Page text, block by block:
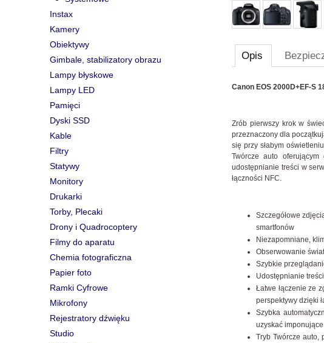
Instax
Kamery
Obiektywy
Gimbale, stabilizatory obrazu
Lampy błyskowe
Lampy LED
Pamięci
Dyski SSD
Kable
Filtry
Statywy
Monitory
Drukarki
Torby, Plecaki
Drony i Quadrocoptery
Filmy do aparatu
Chemia fotograficzna
Papier foto
Ramki Cyfrowe
Mikrofony
Rejestratory dźwięku
Studio
Opis
Canon EOS 2000D+EF-S
Zrób pierwszy krok w
przeznaczony dla
się przy słabym
Twórcze auto
udostępnianie treści w
łączności NFC.
Szczegółowe
smartfonów
Niezapomniane,
Obserwowanie
Szybkie
Udostępnianie
Łatwe łączenie ze
perspektywy dzięki
Szybka
uzyskać
Tryb Twórcze auto,